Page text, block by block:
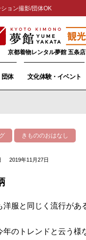
ョン撮影/団体OK
京都着物レンタル夢館 五条店
団体 文化体験・イベント
きもののおはなし
2019年11月27日
洋服と同じく流行があ
年のトレンドと云う様